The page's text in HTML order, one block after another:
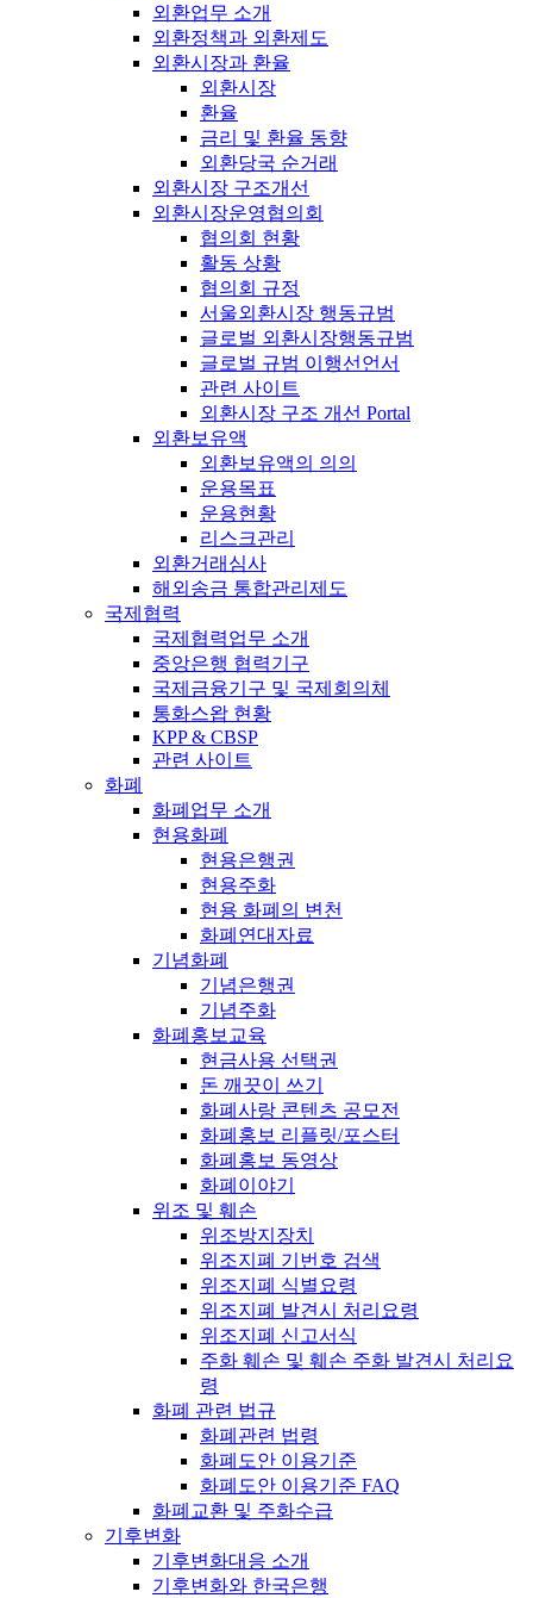
외환업무 소개
외환정책과 외환제도
외환시장과 환율
외환시장
환율
금리 및 환율 동향
외환당국 순거래
외환시장 구조개선
외환시장운영협의회
협의회 현황
활동 상황
협의회 규정
서울외환시장 행동규범
글로벌 외환시장행동규범
글로벌 규범 이행선언서
관련 사이트
외환시장 구조 개선 Portal
외환보유액
외환보유액의 의의
운용목표
운용현황
리스크관리
외환거래심사
해외송금 통합관리제도
국제협력
국제협력업무 소개
중앙은행 협력기구
국제금융기구 및 국제회의체
통화스왑 현황
KPP & CBSP
관련 사이트
화폐
화폐업무 소개
현용화폐
현용은행권
현용주화
현용 화폐의 변천
화폐연대자료
기념화폐
기념은행권
기념주화
화폐홍보교육
현금사용 선택권
돈 깨끗이 쓰기
화폐사랑 콘텐츠 공모전
화폐홍보 리플릿/포스터
화폐홍보 동영상
화폐이야기
위조 및 훼손
위조방지장치
위조지폐 기번호 검색
위조지폐 식별요령
위조지폐 발견시 처리요령
위조지폐 신고서식
주화 훼손 및 훼손 주화 발견시 처리요
령
화폐 관련 법규
화폐관련 법령
화폐도안 이용기준
화폐도안 이용기준 FAQ
화폐교환 및 주화수급
기후변화
기후변화대응 소개
기후변화와 한국은행